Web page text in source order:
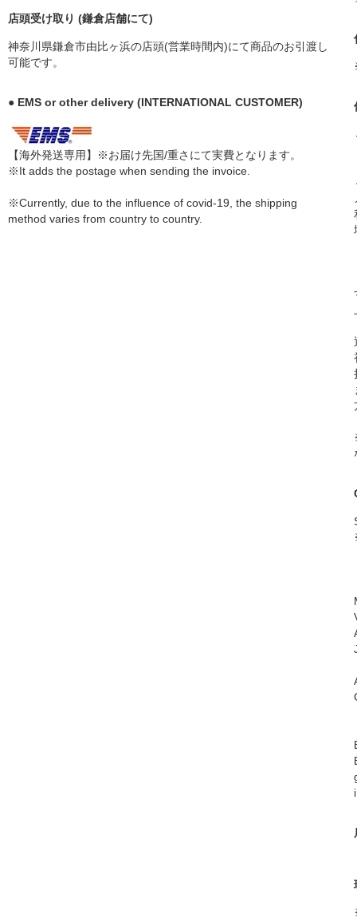
店頭受け取り (鎌倉店舗にて)
神奈川県鎌倉市由比ヶ浜の店頭(営業時間内)にて商品のお引渡し
可能です。
● EMS or other delivery (INTERNATIONAL CUSTOMER)
【海外発送専用】※お届け先国/重さにて実費となります。
※It adds the postage when sending the invoice.
※Currently, due to the influence of covid-19, the shipping
method varies from country to country.